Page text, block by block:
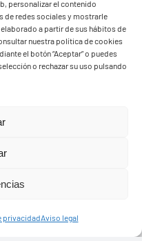
personalizar el contenido
de redes sociales y mostrarle
a partir de sus hábitos de
nuestra política de cookies
el botón “Aceptar” o puedes
o rechazar su uso pulsando
privacidadAviso legal
de Yaiza - Todos los